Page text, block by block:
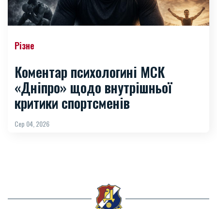
Різне
Коментар психологині МСК
«Дніпро» щодо внутрішньої
критики спортсменів
Сер 04, 2026